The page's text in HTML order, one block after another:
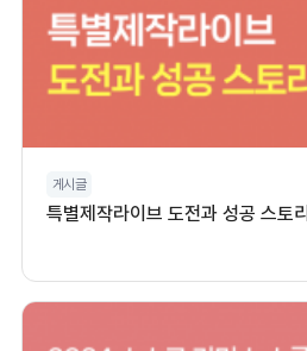
게시글
특별제작라이브 도전과 성공 스토리